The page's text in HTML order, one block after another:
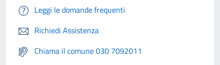
Leggi le domande frequenti
Richiedi Assistenza
Chiama il comune 030 7092011